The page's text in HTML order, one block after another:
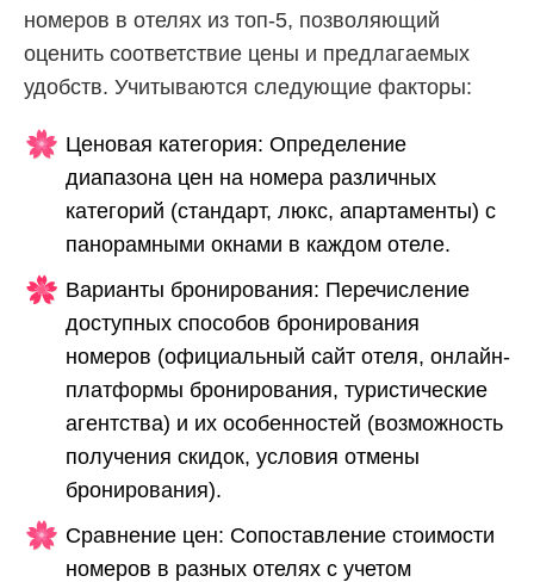
номеров в отелях из топ-5, позволяющий
оценить соответствие цены и предлагаемых
удобств. Учитываются следующие факторы:
Ценовая категория: Определение
диапазона цен на номера различных
категорий (стандарт, люкс, апартаменты) с
панорамными окнами в каждом отеле.
Варианты бронирования: Перечисление
доступных способов бронирования
номеров (официальный сайт отеля, онлайн-
платформы бронирования, туристические
агентства) и их особенностей (возможность
получения скидок, условия отмены
бронирования).
Сравнение цен: Сопоставление стоимости
номеров в разных отелях с учетом